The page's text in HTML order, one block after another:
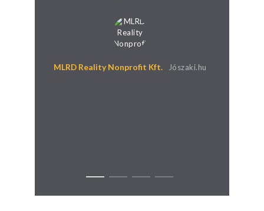
MLRD Reality Nonprofit Kft. Jószaki.hu